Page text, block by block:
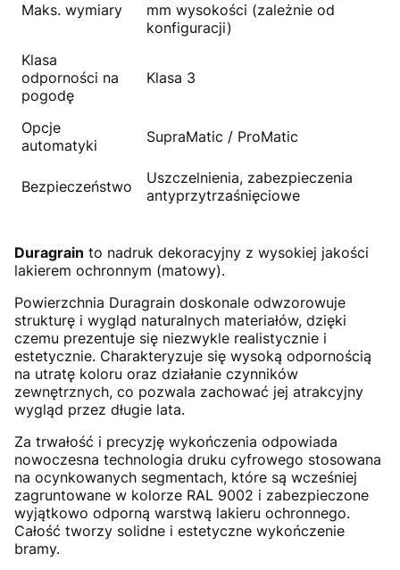
Maks. wymiary
mm wysokości (zależnie od
konfiguracji)
Klasa
odporności na
pogodę
Klasa 3
Opcje
automatyki
SupraMatic / ProMatic
Bezpieczeństwo
Uszczelnienia, zabezpieczenia
antyprzytrzaśnięciowe
Duragrain to nadruk dekoracyjny z wysokiej jakości
lakierem ochronnym (matowy).
Powierzchnia Duragrain doskonale odwzorowuje
strukturę i wygląd naturalnych materiałów, dzięki
czemu prezentuje się niezwykle realistycznie i
estetycznie. Charakteryzuje się wysoką odpornością
na utratę koloru oraz działanie czynników
zewnętrznych, co pozwala zachować jej atrakcyjny
wygląd przez długie lata.
Za trwałość i precyzję wykończenia odpowiada
nowoczesna technologia druku cyfrowego stosowana
na ocynkowanych segmentach, które są wcześniej
zagruntowane w kolorze RAL 9002 i zabezpieczone
wyjątkowo odporną warstwą lakieru ochronnego.
Całość tworzy solidne i estetyczne wykończenie
bramy.